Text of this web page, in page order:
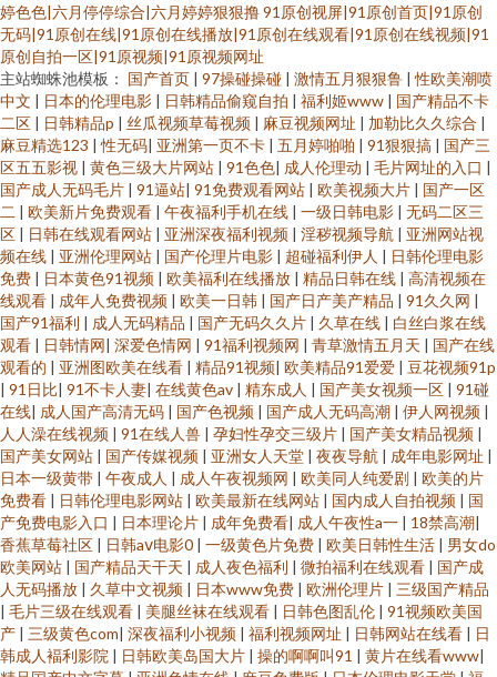
婷色色|六月停停综合|六月婷婷狠狠撸91原创视屏|91原创首页|91原创
无码|91原创在线|91原创在线播放|91原创在线观看|91原创在线视频|91
原创自拍一区|91原视频|91原视频网址
主站蜘蛛池模板： 国产首页 | 97操碰操碰 | 激情五月狠狠鲁 |性欧美潮喷
中文 | 日本的伦理电影 | 日韩精品偷窥自拍 | 福利姬www | 国产精品不卡
二区 | 日韩精品p | 丝瓜视频草莓视频 | 麻豆视频网址 | 加勒比久久综合 |
麻豆精选123 |性无码| 亚洲第一页不卡 | 五月婷啪啪 | 91狠狠搞 | 国产三
区五五影视 | 黄色三级大片网站 | 91色色| 成人伦理动 | 毛片网址的入口 |
国产成人无码毛片 | 91逼站| 91免费观看网站 | 欧美视频大片 | 国产一区
二 | 欧美新片免费观看 | 午夜福利手机在线 | 一级日韩电影 | 无码二区三
区 | 日韩在线观看网站 | 亚洲深夜福利视频 | 淫秽视频导航 | 亚洲网站视
频在线 | 亚洲伦理网站 | 国产伦理片电影 | 超碰福利伊人 | 日韩伦理电影
免费 | 日本黄色91视频 | 欧美福利在线播放 | 精品日韩在线 | 高清视频在
线观看 | 成年人免费视频 | 欧美一日韩 | 国产日产美产精品 | 91久久网 |
国产91福利 | 成人无码精品 | 国产无码久久片 | 久草在线 | 白丝白浆在线
观看 | 日韩情网| 深爱色情网 | 91福利视频网 | 青草激情五月天 | 国产在线
观看的 | 亚洲图欧美在线看 | 精品91视频| 欧美精品91爱爱 | 豆花视频91p
| 91日比| 91不卡人妻| 在线黄色av | 精东成人 | 国产美女视频一区 | 91碰
在线| 成人国产高清无码 | 国产色视频 | 国产成人无码高潮 | 伊人网视频 |
人人澡在线视频 | 91在线人兽 | 孕妇性孕交三级片 | 国产美女精品视频 |
国产美女网站 | 国产传媒视频 | 亚洲女人天堂 | 夜夜导航 | 成年电影网址 |
日本一级黄带 | 午夜成人 | 成人午夜视频网 | 欧美同人纯爱剧 | 欧美的片
免费看 | 日韩伦理电影网站 | 欧美最新在线网站 | 国内成人自拍视频 | 国
产免费电影入口 | 日本理论片 | 成年免费看| 成人午夜性a一 | 18禁高潮|
香蕉草莓社区 | 日韩aⅴ电影0 | 一级黄色片免费 | 欧美日韩性生活 | 男女do
欧美网站 | 国产精品天干天 | 成人夜色福利 | 微拍福利在线观看 | 国产成
人无码播放 | 久草中文视频 | 日本www免费 | 欧洲伦理片 | 三级国产精品
| 毛片三级在线观看 | 美腿丝袜在线观看 | 日韩色图乱伦 | 91视频欧美国
产 | 三级黄色com| 深夜福利小视频 | 福利视频网址 | 日韩网站在线看 | 日
韩成人褔利影院 | 日韩欧美岛国大片 | 操的啊啊叫91 | 黄片在线看www|